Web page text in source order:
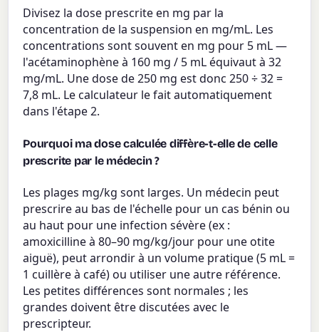
Divisez la dose prescrite en mg par la
concentration de la suspension en mg/mL. Les
concentrations sont souvent en mg pour 5 mL —
l'acétaminophène à 160 mg / 5 mL équivaut à 32
mg/mL. Une dose de 250 mg est donc 250 ÷ 32 =
7,8 mL. Le calculateur le fait automatiquement
dans l'étape 2.
Pourquoi ma dose calculée diffère-t-elle de celle
prescrite par le médecin ?
Les plages mg/kg sont larges. Un médecin peut
prescrire au bas de l'échelle pour un cas bénin ou
au haut pour une infection sévère (ex :
amoxicilline à 80–90 mg/kg/jour pour une otite
aiguë), peut arrondir à un volume pratique (5 mL =
1 cuillère à café) ou utiliser une autre référence.
Les petites différences sont normales ; les
grandes doivent être discutées avec le
prescripteur.